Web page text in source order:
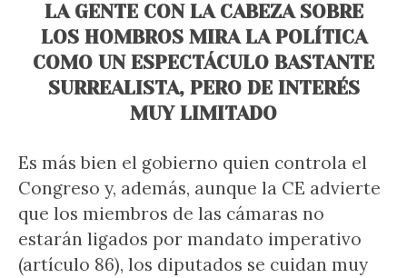
LA GENTE CON LA CABEZA SOBRE
LOS HOMBROS MIRA LA POLÍTICA
COMO UN ESPECTÁCULO BASTANTE
SURREALISTA, PERO DE INTERÉS
MUY LIMITADO
Es más bien el gobierno quien controla el
Congreso y, además, aunque la CE advierte
que los miembros de las cámaras no
estarán ligados por mandato imperativo
(artículo 86), los diputados se cuidan muy